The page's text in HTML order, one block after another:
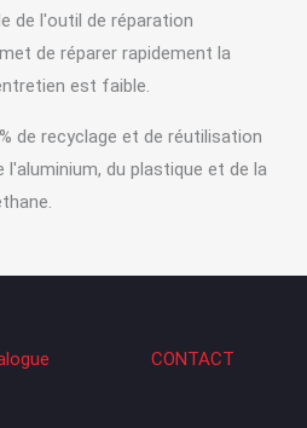
de l'outil de réparation
de réparer rapidement la
est faible.
de recyclage et de réutilisation
l'aluminium, du plastique et de la
CONTACT